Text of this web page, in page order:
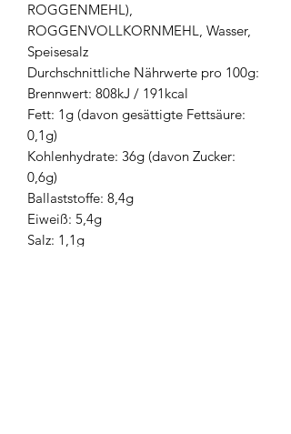
ROGGENMEHL),
ROGGENVOLLKORNMEHL, Wasser,
Speisesalz
Durchschnittliche Nährwerte pro 100g:
Brennwert: 808kJ / 191kcal
Fett: 1g (davon gesättigte Fettsäure:
0,1g)
Kohlenhydrate: 36g (davon Zucker:
0,6g)
Ballaststoffe: 8,4g
Eiweiß: 5,4g
Salz: 1,1g